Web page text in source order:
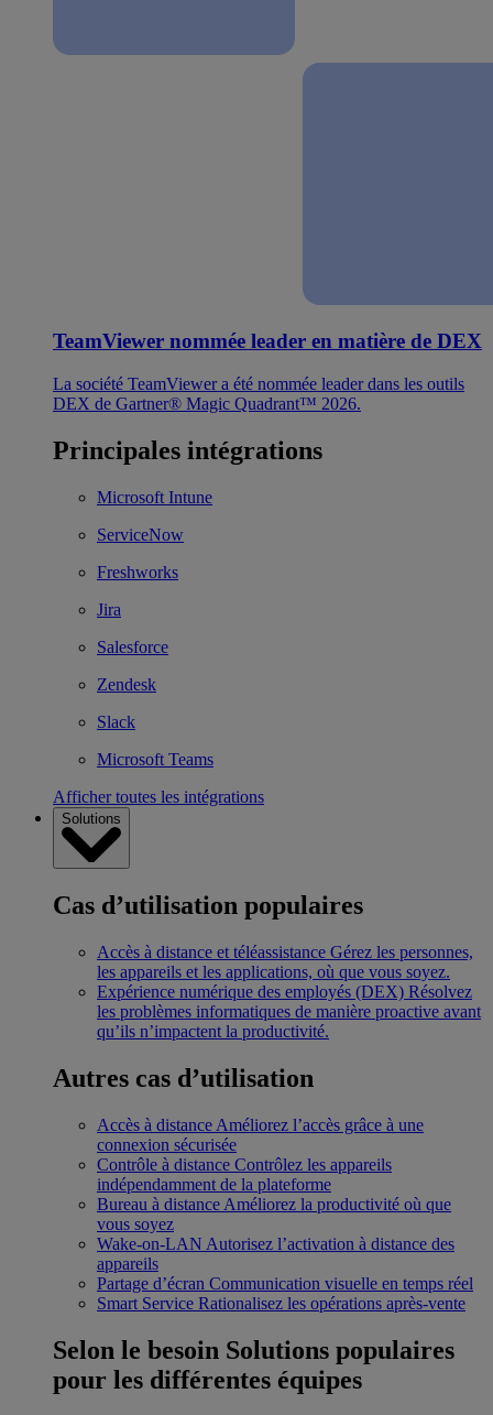
TeamViewer nommée leader en matière de DEX
La société TeamViewer a été nommée leader dans les outils
DEX de Gartner® Magic Quadrant™ 2026.
Principales intégrations
Microsoft Intune
ServiceNow
Freshworks
Jira
Salesforce
Zendesk
Slack
Microsoft Teams
Afficher toutes les intégrations
Solutions
Cas d’utilisation populaires
Accès à distance et téléassistance Gérez les personnes,
les appareils et les applications, où que vous soyez.
Expérience numérique des employés (DEX) Résolvez
les problèmes informatiques de manière proactive avant
qu’ils n’impactent la productivité.
Autres cas d’utilisation
Accès à distance Améliorez l’accès grâce à une
connexion sécurisée
Contrôle à distance Contrôlez les appareils
indépendamment de la plateforme
Bureau à distance Améliorez la productivité où que
vous soyez
Wake-on-LAN Autorisez l’activation à distance des
appareils
Partage d’écran Communication visuelle en temps réel
Smart Service Rationalisez les opérations après-vente
Selon le besoin Solutions populaires
pour les différentes équipes